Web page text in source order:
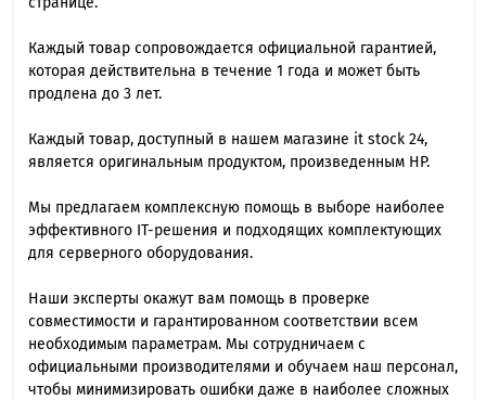
Каждый товар сопровождается официальной гарантией,
которая действительна в течение 1 года и может быть
продлена до 3 лет.
Каждый товар, доступный в нашем магазине it stock 24,
является оригинальным продуктом, произведенным HP.
Мы предлагаем комплексную помощь в выборе наиболее
эффективного IT-решения и подходящих комплектующих
для серверного оборудования.
Наши эксперты окажут вам помощь в проверке
совместимости и гарантированном соответствии всем
необходимым параметрам. Мы сотрудничаем с
официальными производителями и обучаем наш персонал,
чтобы минимизировать ошибки даже в наиболее сложных